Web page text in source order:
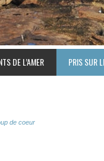
DE L’AMER PRIS SUR
de coeur